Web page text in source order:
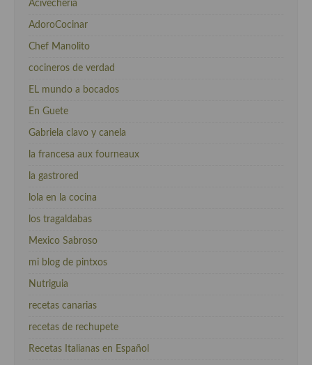
Acivecheria
AdoroCocinar
Chef Manolito
cocineros de verdad
EL mundo a bocados
En Guete
Gabriela clavo y canela
la francesa aux fourneaux
la gastrored
lola en la cocina
los tragaldabas
Mexico Sabroso
mi blog de pintxos
Nutriguia
recetas canarias
recetas de rechupete
Recetas Italianas en Español